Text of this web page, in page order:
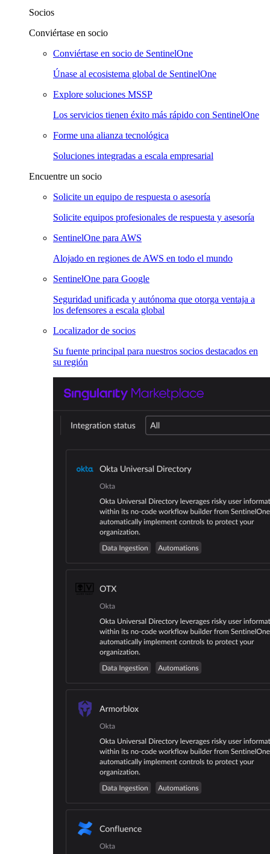
Socios
Conviértase en socio
Conviértase en socio de SentinelOne
Únase al ecosistema global de SentinelOne
Explore soluciones MSSP
Los servicios tienen éxito más rápido con SentinelOne
Forme una alianza tecnológica
Soluciones integradas a escala empresarial
Encuentre un socio
Solicite un equipo de respuesta o asesoría
Solicite equipos profesionales de respuesta y asesoría
SentinelOne para AWS
Alojado en regiones de AWS en todo el mundo
SentinelOne para Google
Seguridad unificada y autónoma que otorga ventaja a
los defensores a escala global
Localizador de socios
Su fuente principal para nuestros socios destacados en
su región